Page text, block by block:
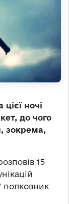
ночі
до чого
зокрема,
15
полковник